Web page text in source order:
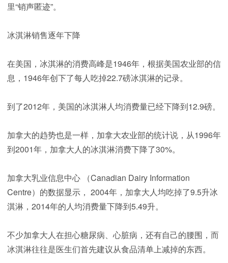
里“销声匿迹”。
冰淇淋销售逐年下降
在美国，冰淇淋的消费高峰是1946年，根据美国农业部的信
息，1946年创下了每人吃掉22.7磅冰淇淋的记录。
到了2012年，美国的冰淇淋人均消费量已经下降到12.9磅。
加拿大的趋势也是一样，加拿大农业部的统计说，从1996年
到2001年，加拿大人的冰淇淋消费下降了30%。
加拿大乳业信息中心 （Canadian Dairy Information
Centre）的数据显示， 2004年，加拿大人均吃掉了9.5升冰
淇淋，2014年的人均消费量下降到5.49升。
不少加拿大人在担心糖尿病、心脏病，还有自己的腰围，而
冰淇淋往往是医生们首先建议从食品清单上减掉的东西。